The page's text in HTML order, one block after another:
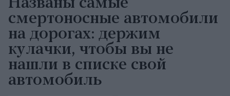
Названы самые
смертоносные автомобили
на дорогах: держим
кулачки, чтобы вы не
нашли в списке свой
автомобиль